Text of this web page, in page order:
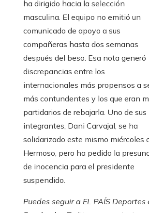
ha dirigido hacia la selección
masculina. El equipo no emitió un
comunicado de apoyo a sus
compañeras hasta dos semanas
después del beso. Esa nota generó
discrepancias entre los
internacionales más propensos a
más contundentes y los que eran
partidarios de rebajarla. Uno de sus
integrantes, Dani Carvajal, se ha
solidarizado este mismo miércoles
Hermoso, pero ha pedido la
de inocencia para el presidente
suspendido.
Puedes seguir a EL PAÍS Deportes